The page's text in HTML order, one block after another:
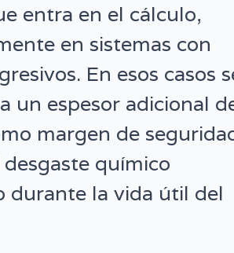
entra en el cálculo,
en sistemas con
En esos casos
un espesor adicional
margen de
químico
durante la vida útil del